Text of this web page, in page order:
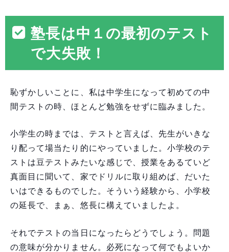
塾長は中１の最初のテスト
で大失敗！
恥ずかしいことに、私は中学生になって初めての中
間テストの時、ほとんど勉強をせずに臨みました。
小学生の時までは、テストと言えば、先生がいきな
り配って場当たり的にやっていました。小学校のテ
ストは豆テストみたいな感じで、授業をあるていど
真面目に聞いて、家でドリルに取り組めば、だいた
いはできるものでした。そういう経験から、小学校
の延長で、まぁ、悠長に構えていましたよ。
それでテストの当日になったらどうでしょう。問題
の意味が分かりません。必死になって何でもよいか